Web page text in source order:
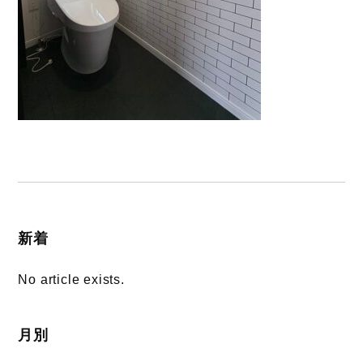
新着
No article exists.
月別